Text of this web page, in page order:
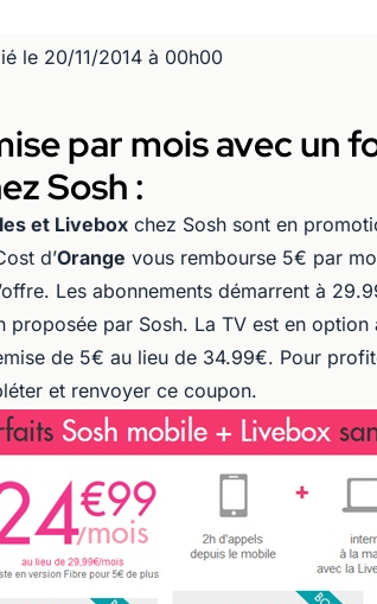
le 20/11/2014 à 00h00
par mois avec un
Sosh :
et Livebox chez Sosh sont en
d’Orange vous rembourse 5€ par
Les abonnements démarrent à
proposée par Sosh. La TV est en
de 5€ au lieu de 34.99€. Pour
et renvoyer ce coupon.